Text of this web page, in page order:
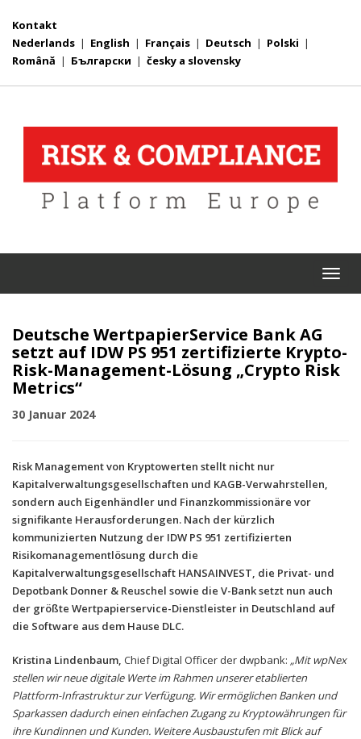
Kontakt
Nederlands | English | Français | Deutsch | Polski |
Română | Български | česky a slovensky
Deutsche WertpapierService Bank AG
setzt auf IDW PS 951 zertifizierte Krypto-
Risk-Management-Lösung „Crypto Risk
Metrics“
30 Januar 2024
Risk Management von Kryptowerten stellt nicht nur
Kapitalverwaltungsgesellschaften und KAGB-Verwahrstellen,
sondern auch Eigenhändler und Finanzkommissionäre vor
signifikante Herausforderungen. Nach der kürzlich
kommunizierten Nutzung der IDW PS 951 zertifizierten
Risikomanagementlösung durch die
Kapitalverwaltungsgesellschaft HANSAINVEST, die Privat- und
Depotbank Donner & Reuschel sowie die V-Bank setzt nun auch
der größte Wertpapierservice-Dienstleister in Deutschland auf
die Software aus dem Hause DLC.
Kristina Lindenbaum, Chief Digital Officer der dwpbank: „Mit wpNex
stellen wir neue digitale Werte im Rahmen unserer etablierten
Plattform-Infrastruktur zur Verfügung. Wir ermöglichen Banken und
Sparkassen dadurch einen einfachen Zugang zu Kryptowährungen für
ihre Kundinnen und Kunden. Weitere Ausbaustufen mit Blick auf